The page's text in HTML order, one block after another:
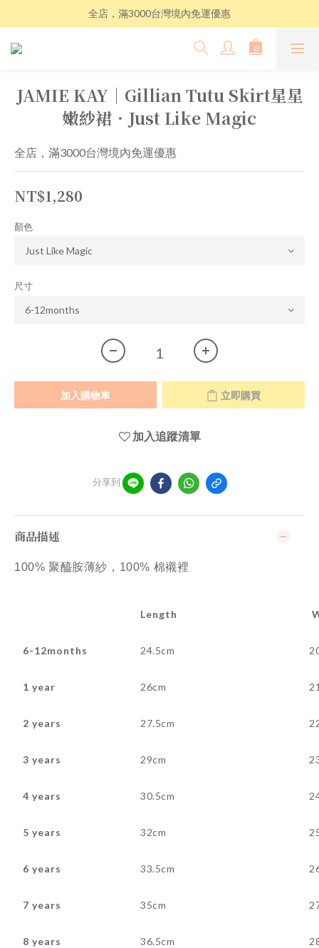
全店，滿3000台灣境內免運優惠
JAMIE KAY│Gillian Tutu Skirt星星
嫩紗裙．Just Like Magic
全店，滿3000台灣境內免運優惠
NT$1,280
顏色
尺寸
加入購物車 立即購買
加入追蹤清單
分享到
商品描述
100% 聚醯胺薄紗，100% 棉襯裡
Length
6-12months 24.5cm
1 year 26cm
2 years 27.5cm
3 years 29cm
4 years 30.5cm
5 years 32cm
6 years 33.5cm
7 years 35cm
8 years 36.5cm